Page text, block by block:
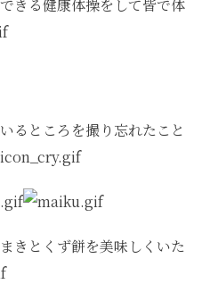
きる健康体操をして皆で体
るところを撮り忘れたこと
きとくず餅を美味しくいた